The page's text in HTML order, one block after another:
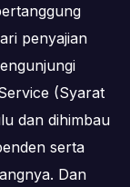
penyajian
(Syarat
dan dihimbau
serta
Dan